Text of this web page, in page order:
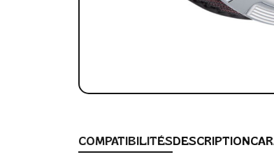
COMPATIBILITÉSDESCRIPTION